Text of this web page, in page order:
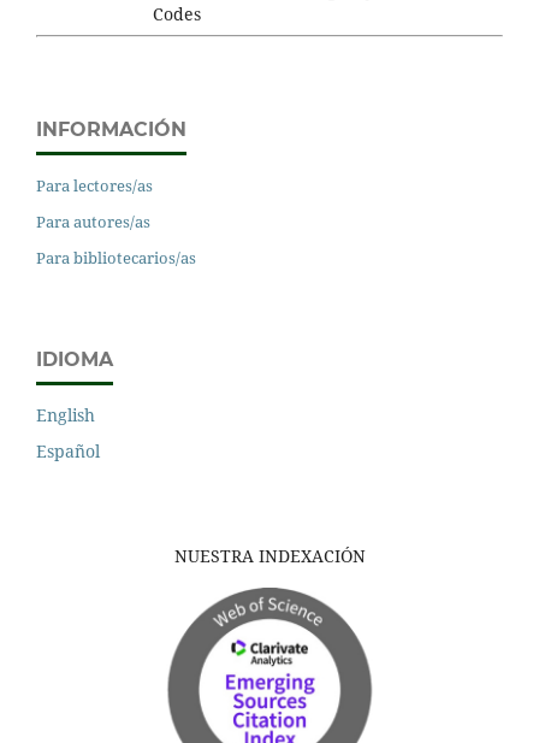
INFORMACIÓN
Para lectores/as
Para autores/as
Para bibliotecarios/as
IDIOMA
English
Español
NUESTRA INDEXACIÓN